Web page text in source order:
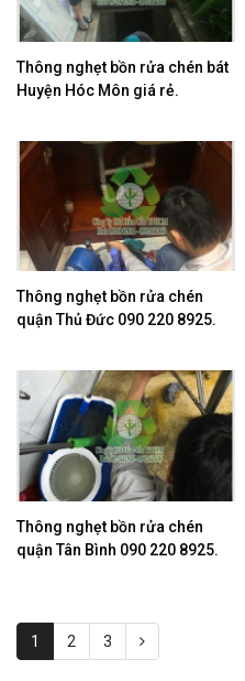
Thông nghẹt bồn rửa chén bát
Huyện Hóc Môn giá rẻ.
Thông nghẹt bồn rửa chén
quận Thủ Đức 090 220 8925.
Thông nghẹt bồn rửa chén
quận Tân Bình 090 220 8925.
1 2 3